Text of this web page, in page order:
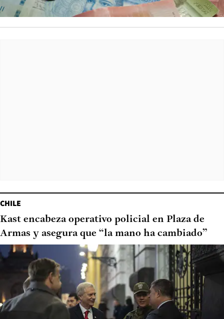
CHILE
Kast encabeza operativo policial en Plaza de
Armas y asegura que “la mano ha cambiado”